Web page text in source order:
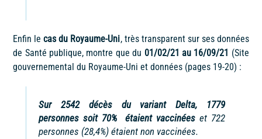
Enfin lecas du Royaume-Uni, très transparent sur ses données
de Santé publique, montre que du 01/02/21 au 16/09/21 (Site
gouvernemental du Royaume-Uni et données (pages 19-20) :
Sur 2542 décès du variant Delta, 1779
personnes soit 70% étaient vaccinées et 722
personnes (28,4%) étaient non vaccinées.